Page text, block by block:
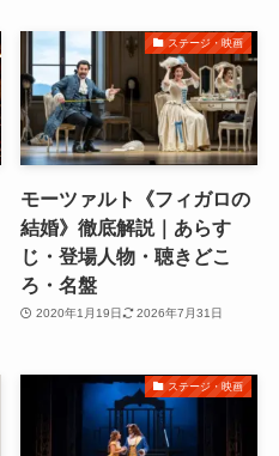
ステージ・映画
モーツァルト《フィガロの
結婚》徹底解説｜あらす
じ・登場人物・聴きどこ
ろ・名盤
2020年1月19日 2026年7月31日
ステージ・映画